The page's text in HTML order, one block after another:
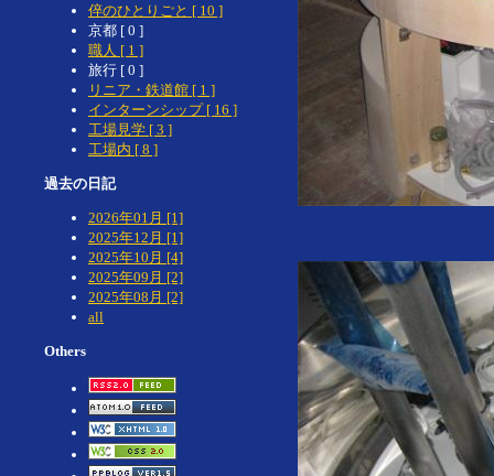
倅のひとりごと [ 10 ]
京都 [ 0 ]
職人 [ 1 ]
旅行 [ 0 ]
リニア・鉄道館 [ 1 ]
インターンシップ [ 16 ]
工場見学 [ 3 ]
工場内 [ 8 ]
過去の日記
2026年01月 [1]
2025年12月 [1]
2025年10月 [4]
2025年09月 [2]
2025年08月 [2]
all
Others